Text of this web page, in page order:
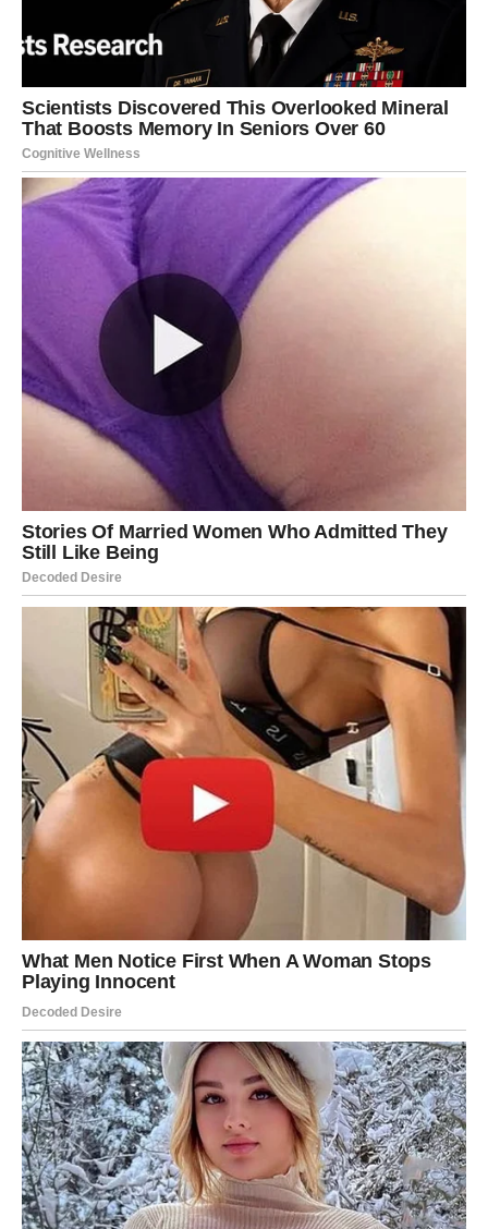
Škorpije će doživeti razotkrivanje. Nešto što ste osećali
Iako može biti bolno, donosi vam snagu.
Ovo je kraj iluzije – i početak vaše slobode.
STRELAC – PRILIKA KOJA
MENJA PRAVAC
Strelčevi dobijaju šansu koju ne treba ignorisati. Ovo
može biti početak nečega velikog.
Ali morate biti spremni da napravite korak.
Sreća dolazi kada se usudite.
JARAC – NAGRADA ZA
STRPLJENJE
Jarčevi konačno vide rezultate. Sve ono što ste ulagali
sada počinje da se vraća.
Ovo je potvrda da ste bili na pravom putu.
Vaš trud nije bio uzaludan.
VODOLIJA – IZNENAĐENJA
KOJA MENJAJU TOK
Vodolije mogu doživeti neočekivane promene. Neko ili
nešto vas iznenađuje.
Ovo je period kada morate biti fleksibilni.
Život vas vodi tamo gde treba – čak i kada to niste
planirali.